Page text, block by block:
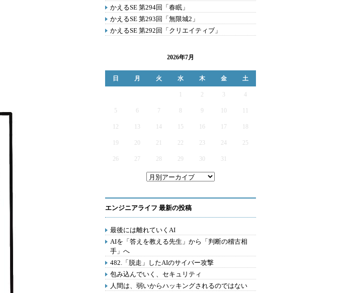
かえるSE 第294回「春眠」
かえるSE 第293回「無限城2」
かえるSE 第292回「クリエイティブ」
2026年7月
日 月 火 水 木 金 土
2 3 4
5 6 7 9
12 13 14 15 16 17
19 20 21 22 23 24 25
26 27 28 29 30 31
エンジニアライフ 最新の投稿
最後には離れていくAI
AIを「答えを教える先生」から「判断の稽古相
手」へ
482.「脱走」したAIのサイバー攻撃
包み込んでいく、セキュリティ
人間は、弱いからハッキングされるのではない